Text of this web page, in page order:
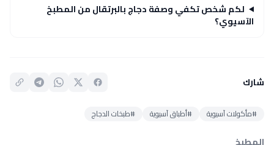
لكم شخص تكفي وصفة دجاج بالبرتقال من المطبخ
الآسيوي؟
شارك
#مأكولات آسيوية #أطباق آسيوية #طبخات الدجاج
المطبخ